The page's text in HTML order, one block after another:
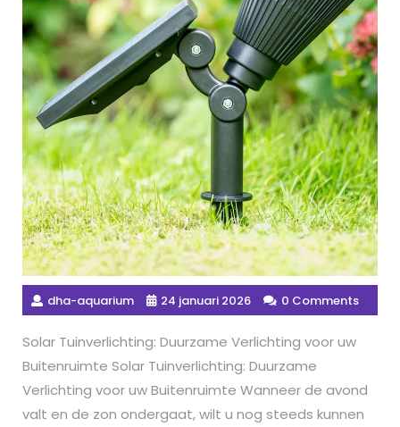
dha-aquarium 24 januari 2026 0 Comments
Solar Tuinverlichting: Duurzame Verlichting voor uw
Buitenruimte Solar Tuinverlichting: Duurzame
Verlichting voor uw Buitenruimte Wanneer de avond
valt en de zon ondergaat, wilt u nog steeds kunnen